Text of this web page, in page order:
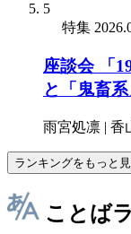
5
特集
座談会 「
と「鬼畜
雨宮処凛 | 香
ランキングをもっと
ことば